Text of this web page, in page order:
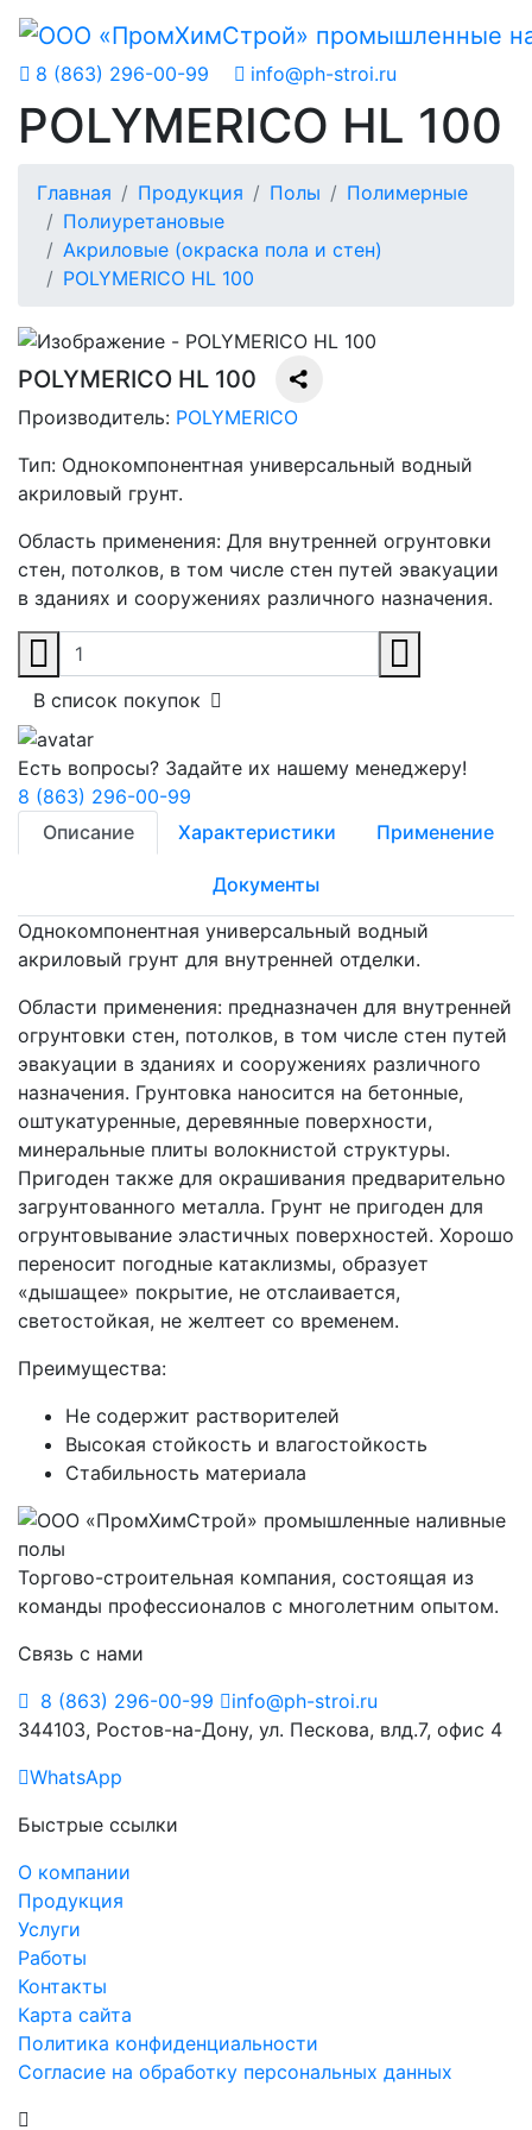
8 (863) 296-00-99 info@ph-stroi.ru
POLYMERICO HL 100
Главная Продукция Полы
Полимерные
Полиуретановые
Акриловые (окраска пола и стен)
POLYMERICO HL 100
POLYMERICO HL 100
Производитель: POLYMERICO
Тип: Однокомпонентная универсальный водный
акриловый грунт.
Область применения: Для внутренней огрунтовки
стен, потолков, в том числе стен путей эвакуации
в зданиях и сооружениях различного назначения.
В список покупок
Есть вопросы? Задайте их нашему менеджеру!
8 (863) 296-00-99
Описание
Характеристики Применение
Документы
Однокомпонентная универсальный водный
акриловый грунт для внутренней отделки.
Области применения: предназначен для внутренней
огрунтовки стен, потолков, в том числе стен путей
эвакуации в зданиях и сооружениях различного
назначения. Грунтовка наносится на бетонные,
оштукатуренные, деревянные поверхности,
минеральные плиты волокнистой структуры.
Пригоден также для окрашивания предварительно
загрунтованного металла. Грунт не пригоден для
огрунтовывание эластичных поверхностей. Хорошо
переносит погодные катаклизмы, образует
«дышащее» покрытие, не отслаивается,
светостойкая, не желтеет со временем.
Преимущества:
Не содержит растворителей
Высокая стойкость и влагостойкость
Стабильность материала
Торгово-строительная компания, состоящая из
команды профессионалов с многолетним опытом.
Связь с нами
8 (863) 296-00-99
info@ph-stroi.ru
344103, Ростов-на-Дону, ул. Пескова, влд.7, офис 4
WhatsApp
Быстрые ссылки
О компании
Продукция
Услуги
Работы
Контакты
Карта сайта
Политика конфиденциальности
Согласие на обработку персональных данных